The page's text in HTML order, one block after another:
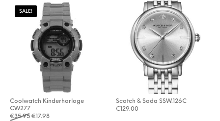
SALE!
Coolwatch Kinderhorloge
CW277
€35.95 Oorspronkelijke prijs was: €35.95.
€ 17.98Huidige prijs is: €17.98.
Scotch & Soda SSW.126C
€ 129.00